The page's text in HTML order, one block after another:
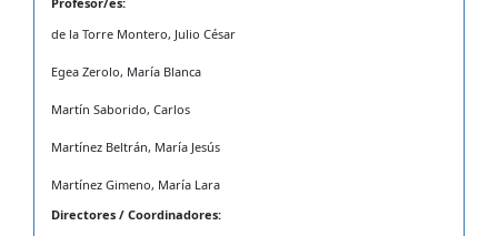
de la Torre Montero, Julio César
Egea Zerolo, María Blanca
Martín Saborido, Carlos
Martínez Beltrán, María Jesús
Martínez Gimeno, María Lara
Directores / Coordinadores: